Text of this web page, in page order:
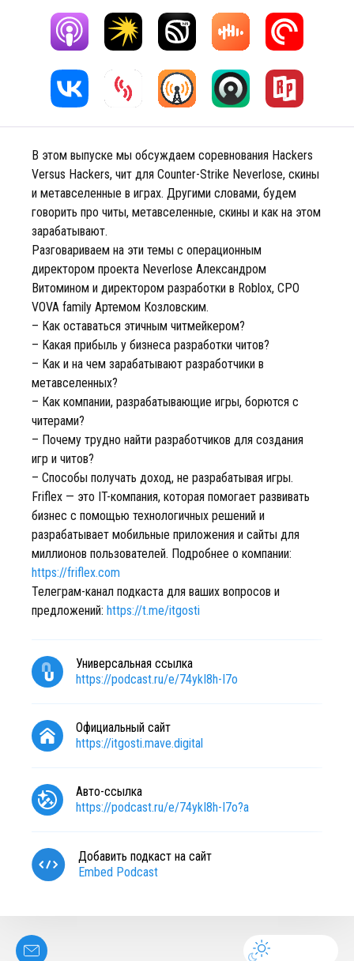
В этом выпуске мы обсуждаем соревнования Hackers
Versus Hackers, чит для Counter-Strike Neverlose, скины
и метавселенные в играх. Другими словами, будем
говорить про читы, метавселенные, скины и как на этом
зарабатывают.
Разговариваем на эти темы с операционным
директором проекта Neverlose Александром
Витомином и директором разработки в Roblox, СРО
VOVA family Артемом Козловским.
– Как оставаться этичным читмейкером?
– Какая прибыль у бизнеса разработки читов?
– Как и на чем зарабатывают разработчики в
метавселенных?
– Как компании, разрабатывающие игры, борются с
читерами?
– Почему трудно найти разработчиков для создания
игр и читов?
– Способы получать доход, не разрабатывая игры.
Friflex — это IT-компания, которая помогает развивать
бизнес с помощью технологичных решений и
разрабатывает мобильные приложения и сайты для
миллионов пользователей. Подробнее о компании:
https://friflex.com
Телеграм-канал подкаста для ваших вопросов и
предложений: https://t.me/itgosti
Универсальная ссылка
https://podcast.ru/e/74ykI8h-I7o
Официальный сайт
https://itgosti.mave.digital
Авто-ссылка
https://podcast.ru/e/74ykI8h-I7o?a
Добавить подкаст на сайт
Embed Podcast